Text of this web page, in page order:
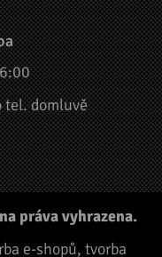
tel. domluvě
práva vyhrazena.
e-shopů, tvorba